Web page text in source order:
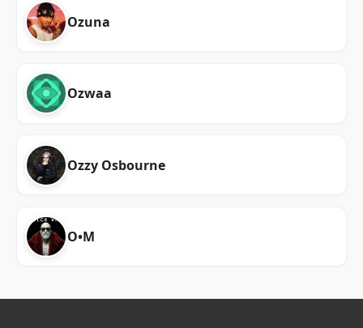
Ozuna
Ozwaa
Ozzy Osbourne
O•M